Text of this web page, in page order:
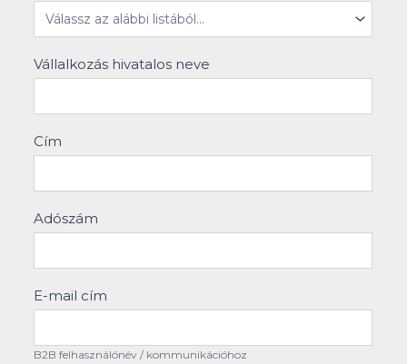
Vállalkozás hivatalos neve
Cím
Adószám
E-mail cím
B2B felhasználónév / kommunikációhoz